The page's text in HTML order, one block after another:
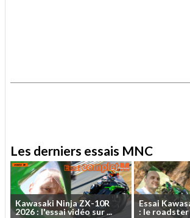
Les derniers essais MNC
Kawasaki NinjaZX-10R
2026: l'essaividéo sur...
Essai
: le roadster